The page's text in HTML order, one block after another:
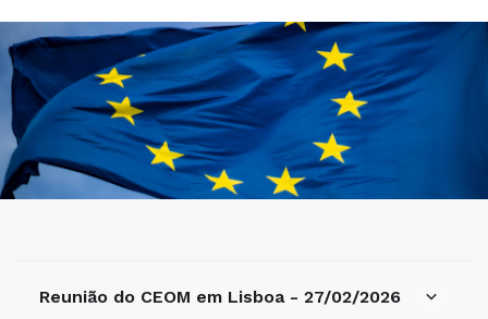
Reunião do CEOM em Lisboa - 27/02/2026